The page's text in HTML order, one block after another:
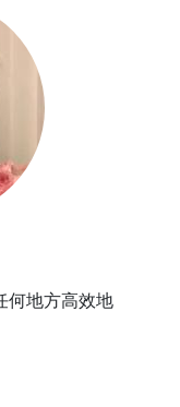
何地方高效地